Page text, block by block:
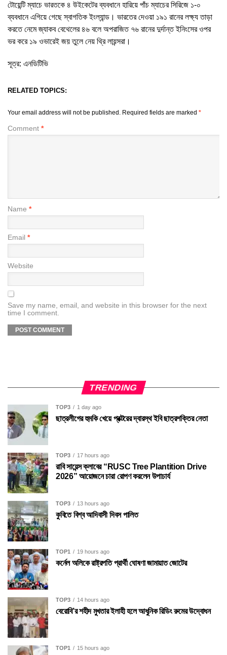
টোয়েন্টি ম্যাচে ভারতকে ৪ উইকেটের ব্যবধানে হারিয়ে পাঁচ ম্যাচের সিরিজে ১-০
ব্যবধানে এগিয়ে গেছে স্বাগতিক ইংল্যান্ড। ভারতের দেওয়া ১৯১ রানের লক্ষ্য তাড়া
করতে নেমে জ্যাকব বেথেলের ৪৬ বলে অপরাজিত ৭৬ রানের দুর্দান্ত ইনিংসের ওপর
ভর করে ১৯ ওভারেই জয় তুলে নেয় থ্রি লায়ন্সরা।
সূত্র: এনডিটিভি
RELATED TOPICS:
Your email address will not be published. Required fields are marked *
Comment *
Name *
Email *
Website
Save my name, email, and website in this browser for the next
time I comment.
TRENDING
TOP3 1 day ago
ছাত্রলীগের হুমকি খেয়ে প্রক্টরের দ্বারস্থ ইবি ছাত্রশক্তির নেতা
TOP3 17 hours ago
রাবি সায়েন্স ক্লাবের “RUSC Tree Plantition Drive
2026” আয়োজনে চারা রোপণ করলেন উপাচার্য
TOP3 13 hours ago
কুবিতে বিশ্ব আদিবাসী দিবস পালিত
TOP1 19 hours ago
কর্নেল অলিকে রাষ্ট্রপতি প্রার্থী ঘোষণা জামায়াত জোটের
TOP3 14 hours ago
বেরোবি’র শহীদ মুখতার ইলাহী হলে আধুনিক রিডিং রুমের উদ্বোধন
TOP1 15 hours ago